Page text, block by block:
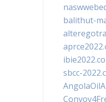
balithut-
sbcc-